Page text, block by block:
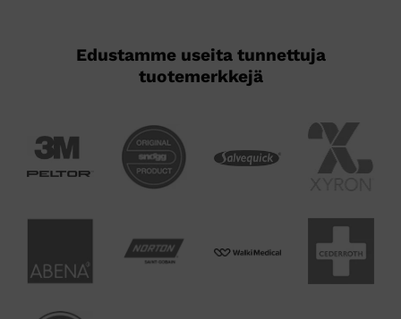
Edustamme useita tunnettuja
tuotemerkkejä